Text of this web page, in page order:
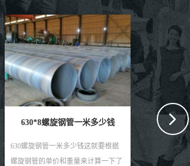
720*8螺旋钢管一米多少钱
720*8螺旋钢管一米多少钱这就要根
据螺旋钢管的单价和重量来计算一下
820*8
据螺旋